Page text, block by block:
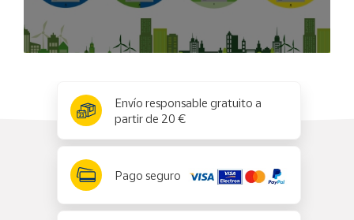
Envío responsable gratuito a
partir de 20 €
Pago seguro